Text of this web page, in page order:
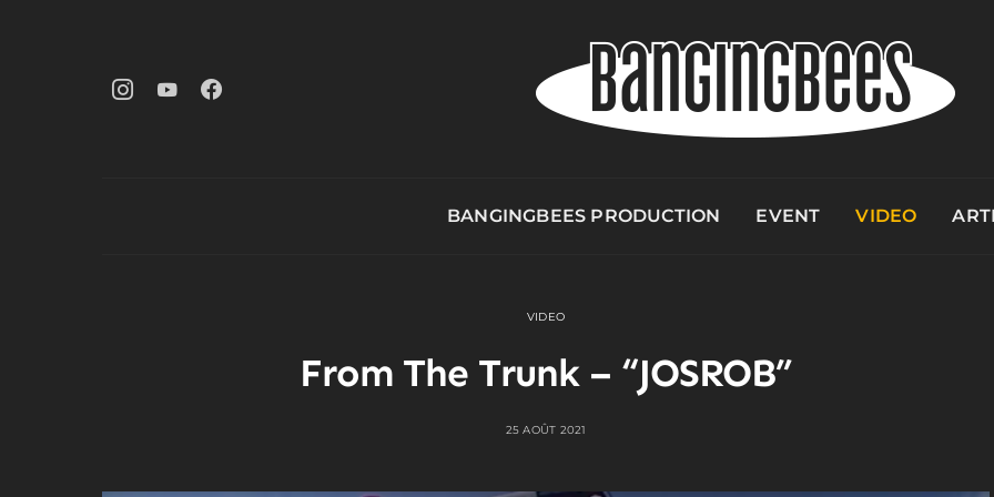
BANGINGBEES PRODUCTION EVENT VIDEO
VIDEO
From The Trunk – “JOSROB”
25 AOÛT 2021